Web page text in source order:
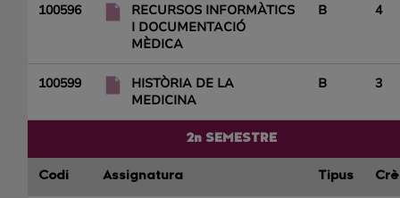
100596
RECURSOS INFORMÀTICS
I DOCUMENTACIÓ
MÈDICA
B 4
100599
HISTÒRIA DE LA
MEDICINA
B 3
2n SEMESTRE
Codi Assignatura Tipus